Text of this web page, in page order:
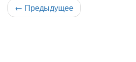
← Предыдущее